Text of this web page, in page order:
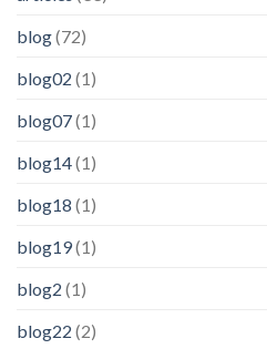
blog(72)
blog02 (1)
blog07(1)
blog14(1)
blog18 (1)
blog19(1)
blog2 (1)
blog22 (2)